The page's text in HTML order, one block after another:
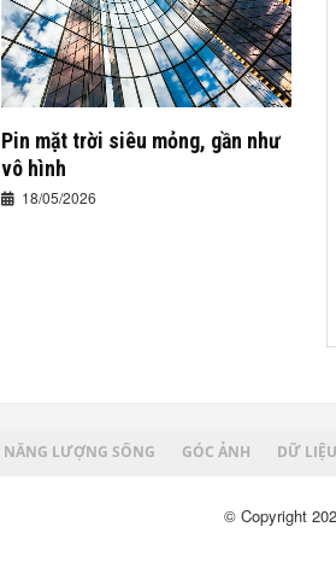
Pin mặt trời siêu mỏng, gần như
vô hình
18/05/2026
NĂNG LƯỢNG SỐNG GÓC ẢNH DỮ LIỆU
© Copyright